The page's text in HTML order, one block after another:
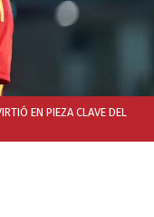
EN PIEZA CLAVE DEL